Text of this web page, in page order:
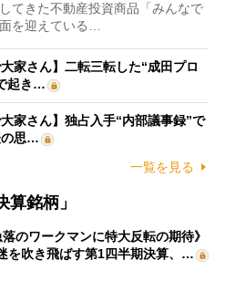
てきた不動産投資商品「みんなで
を迎えている…
家さん】二転三転した“成田プロ
起き…
家さん】独占入手“内部議事録”で
の思…
一覧を見る
銘柄」
落のワークマンに特大反転の期待》
を吹き飛ばす第1四半期決算、…